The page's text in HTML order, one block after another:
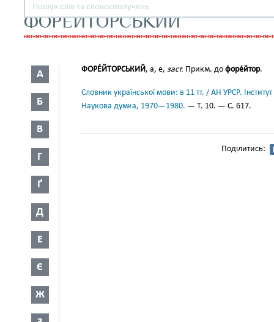
ФОРЕЙТОРСЬКИЙ
А
Б
В
Г
Ґ
Д
Е
Є
Ж
ФОРЕ́ЙТОРСЬКИЙ, а, е, заст. Прикм. до форе́йтор.
Словник української мови: в 11 тт. / АН УРСР.
Наукова думка, 1970—1980. — Т. 10. — С. 617.
Поділитись: